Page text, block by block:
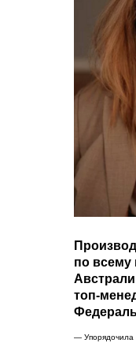
по
топ-
— Упорядочила